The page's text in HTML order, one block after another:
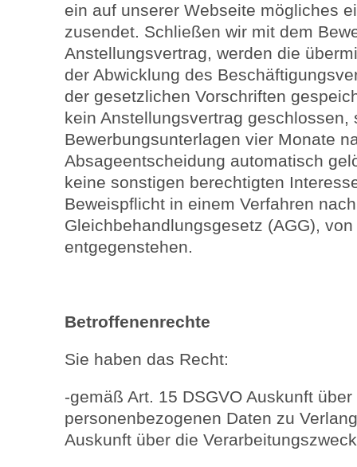
ein auf unserer Webseite mögliches
zusendet. Schließen wir mit dem
Anstellungsvertrag, werden die
der Abwicklung des
der gesetzlichen Vorschriften
kein Anstellungsvertrag geschlossen,
Bewerbungsunterlagen vier Monate
Absageentscheidung automatisch
keine sonstigen berechtigten
Beweispflicht in einem Verfahren
Gleichbehandlungsgesetz (AGG),
entgegenstehen.
Betroffenenrechte
Sie haben das Recht:
-gemäß Art. 15 DSGVO Auskunft
personenbezogenen Daten zu
Auskunft über die